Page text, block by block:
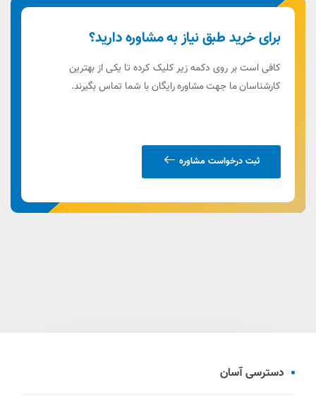
برای خرید طبق نیاز به مشاوره دارید؟
کافی است بر روی دکمه زیر کلیک کرده تا یکی از بهترین
کارشناسان ما جهت مشاوره رایگان با شما تماس بگیرند.
ثبت درخواست مشاوره
دسترسی آسان